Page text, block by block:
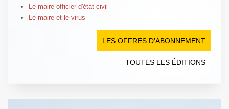
Le maire officier d'état civil
Le maire et le virus
LES OFFRES D’ABONNEMENT
TOUTES LES ÉDITIONS